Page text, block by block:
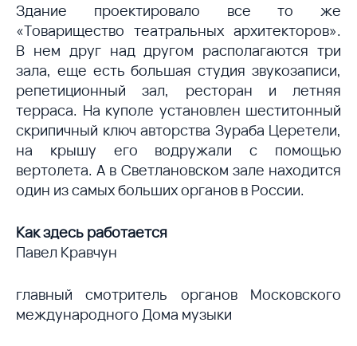
Здание проектировало все то же
«Товарищество театральных архитекторов».
В нем друг над другом располагаются три
зала, еще есть большая студия звукозаписи,
репетиционный зал, ресторан и летняя
терраса. На куполе установлен шеститонный
скрипичный ключ авторства Зураба Церетели,
на крышу его водружали с помощью
вертолета. А в Светлановском зале находится
один из самых больших органов в России.
Как здесь работается
Павел Кравчун
главный смотритель органов Московского
международного Дома музыки